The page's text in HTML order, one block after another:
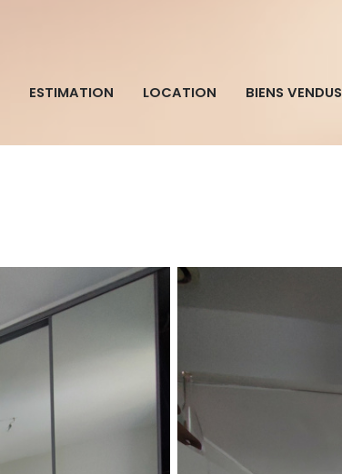
ESTIMATION LOCATION BIENS VENDUS